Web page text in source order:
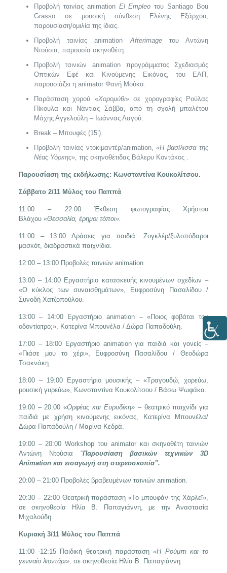
Προβολή ταινίας animation El Empleo του Santiago Bou
Grasso σε μουσική σύνθεση Ελένης Εξάρχου,
παρουσίαση/ομιλία της ίδιας.
Προβολή ταινίας animationAfterimageτου Αντώνη
Ντούσια, παρουσία σκηνοθέτη.
Προβολή ταινιών animation προγράμματος Σχεδιασμός
Οπτικών Εφέ και Κινούμενης Εικόνας, του ΕΑΠ,
παρουσιάζει η animator Φανή Μούκα.
Παράσταση χορού «Χορομύθι» σε χορογραφίες Ρούλας
Πίκουλα και Νάντιας Σάββα, από τη σχολή μπαλέτου
Μάχης Αγγελούλη – Ιωάννας Λαγού.
Break – Μπουφές (15’).
Προβολή ταινίας ντοκιμαντέρ/animation,«Η βασίλισσα της
Νέας Υόρκης», της σκηνοθέτιδας Βάλερυ Κοντάκος .
Παρουσίαση της εκδήλωσης: Κωνσταντίνα Κουκολίτσου.
Σάββατο 2/11 Μύλος του Παππά
11:00 – 22:00 Έκθεση φωτογραφίας Χρήστου
Βλάχου «Θεσσαλία, έρημοι τόποι».
11:00 – 13:00 Δράσεις για παιδιά: Ζογκλέρ/ξυλοπόδαροι
μασκότ, διαδραστικά παιχνίδια.
12:00 – 13:00 Προβολές ταινιών animation
13:00 – 14:00 Εργαστήριο κατασκευής κινουμένων σχεδίων –
«Ο κύκλος των συναισθημάτων», Ευφροσύνη Πασαλίδου /
Συνοδή Χατζοπούλου.
13:00 – 14:00 Εργαστήριο animation –«Ποιος φοβάται τον
οδοντίατρο;», Κατερίνα Μπουνέλα / Δώρα Παπαδούλη.
17:00 – 18:00 Εργαστήριο animation για παιδιά και γονείς –
«Πιάσε μου το χέρι», Ευφροσύνη Πασαλίδου / Θεοδώρα
Τσακνάκη.
18:00 – 19:00 Εργαστήριο μουσικής – «Τραγουδώ, χορεύω,
μουσική γυρεύω», Κωνσταντίνα Κουκολίτσου / Βάσω Ψωφάκα.
19:00 – 20:00 «Ορφέας και Ευρυδίκη»– θεατρικό παιχνίδι για
παιδιά με χρήση κινούμενης εικόνας, Κατερίνα Μπουνέλα/
Δώρα Παπαδούλη / Μαρίνα Κεδρά.
19:00 – 20:00 Workshop του animator και σκηνοθέτη ταινιών
Αντώνη Ντούσια “Παρουσίαση βασικών τεχνικών 3D
Animation και εισαγωγή στη στερεοσκοπία”.
20:00 – 21:00 Προβολές βραβευμένων ταινιών animation.
20:30 – 22:00 Θεατρική παράσταση «Το μπουφάν της Χάρλεϊ»,
σε σκηνοθεσία Ηλία Β. Παπαγιάννη, με την Αναστασία
Μιχαλούδη.
Κυριακή 3/11 Μύλος του Παππά
11:00 -12:15 Παιδική θεατρική παράσταση«Η Ρούμπι και το
γενναίο λιοντάρι», σε σκηνοθεσία Ηλία Β. Παπαγιάννη.